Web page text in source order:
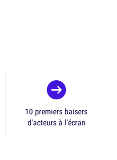
10 premiers baisers
d'acteurs à l'écran